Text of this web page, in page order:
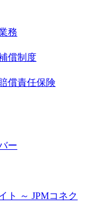
務
償制度
償責任保険
ー
ト ～ JPMコネク